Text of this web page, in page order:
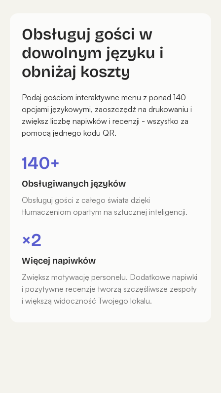
Obsługuj gości w
dowolnym języku i
obniżaj koszty
Podaj gościom interaktywne menu z ponad 140
opcjami językowymi, zaoszczędź na drukowaniu i
zwiększ liczbę napiwków i recenzji - wszystko za
pomocą jednego kodu QR.
140+
Obsługiwanych języków
Obsługuj gości z całego świata dzięki
tłumaczeniom opartym na sztucznej inteligencji.
×2
Więcej napiwków
Zwiększ motywację personelu. Dodatkowe napiwki
i pozytywne recenzje tworzą szczęśliwsze zespoły
i większą widoczność Twojego lokalu.